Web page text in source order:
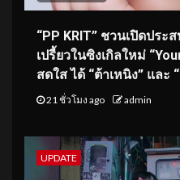
“PP KRIT” ชวนเปิดปร
เปรี้ยวในซิงเกิลใหม่
สดใส ได้ “ต้าเหนิง” และ
21 ชั่วโมง ago admin
UPDATE